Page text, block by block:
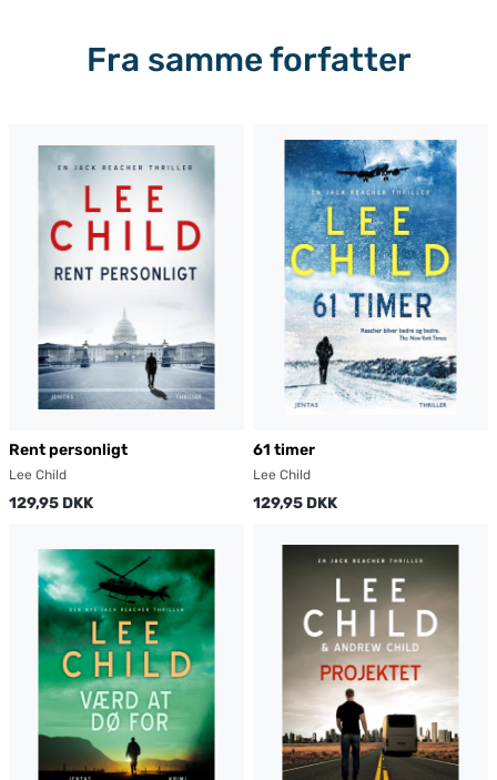
Fra samme forfatter
Rent personligt
Lee Child
129,95 DKK
61 timer
Lee Child
129,95 DKK